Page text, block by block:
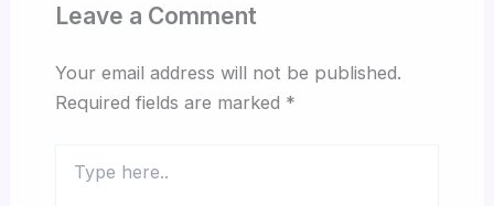
Leave a Comment
Your email address will not be published.
Required fields are marked *
here..